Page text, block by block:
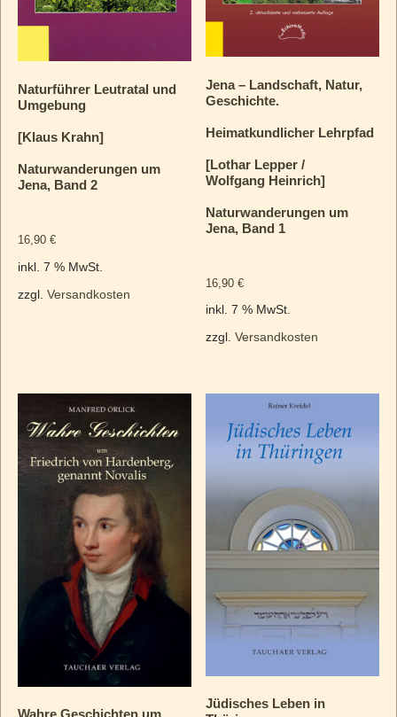
Naturführer Leutratal und
Umgebung
[Klaus Krahn]
Naturwanderungen um
Jena, Band 2
16,90 €
inkl. 7 % MwSt.
zzgl. Versandkosten
Jena – Landschaft, Natur,
Geschichte.
Heimatkundlicher Lehrpfad
[Lothar Lepper /
Wolfgang Heinrich]
Naturwanderungen um
Jena, Band 1
16,90€
inkl. 7 % MwSt.
zzgl.Versandkosten
Jüdisches Leben in